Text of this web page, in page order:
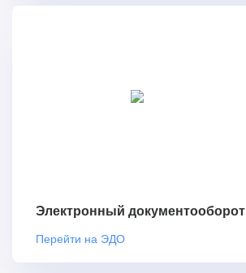
Электронный документооборот
Перейти на ЭДО